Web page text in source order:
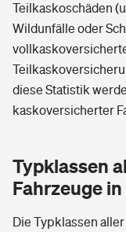
Teilkaskoschäden
Wildunfälle oder
diese Statistik
kaskoversicherter
Typklassen
Fahrzeuge
Die Typklassen